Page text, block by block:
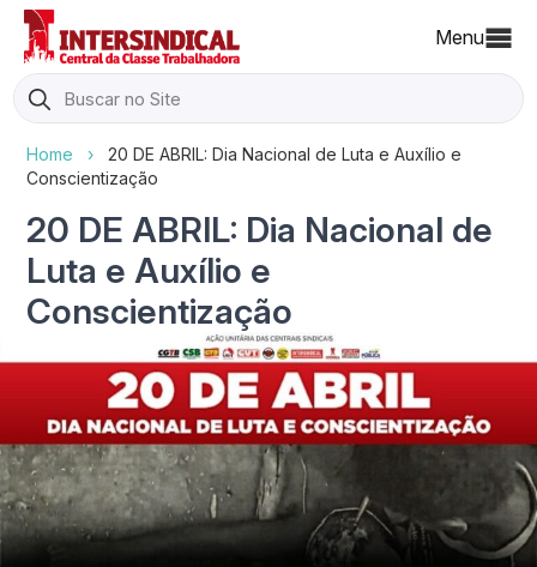
Menu
Search
for:
Home ›
20 DE ABRIL: Dia Nacional de Luta e Auxílio e
Conscientização
20 DE ABRIL: Dia Nacional de
Luta e Auxílio e
Conscientização